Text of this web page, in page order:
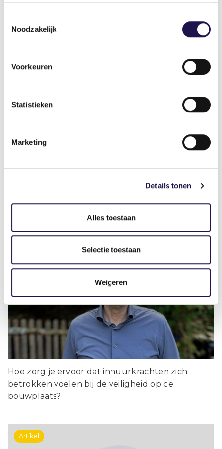
Noodzakelijk
Voorkeuren
Statistieken
Marketing
Details tonen
Alles toestaan
Selectie toestaan
Weigeren
geregeld via de Wtta, prognose
inwerkingtreding nog onbekend, maar niet voor
3 lessen om inhuurkrachten veiliger
te laten werken op de bouwplaats
Hoe zorg je ervoor dat inhuurkrachten zich
betrokken voelen bij de veiligheid op de
bouwplaats?
Artikel